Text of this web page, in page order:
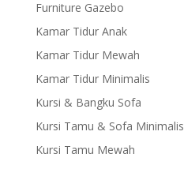
Furniture Gazebo
Kamar Tidur Anak
Kamar Tidur Mewah
Kamar Tidur Minimalis
Kursi & Bangku Sofa
Kursi Tamu & Sofa Minimalis
Kursi Tamu Mewah